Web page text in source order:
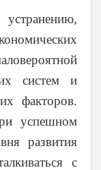
систем и
факторов.
успешном
развития
с